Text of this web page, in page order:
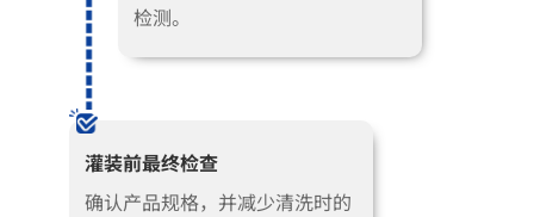
灌装前最终检查
确认产品规格，并减少清洗时的
检测。